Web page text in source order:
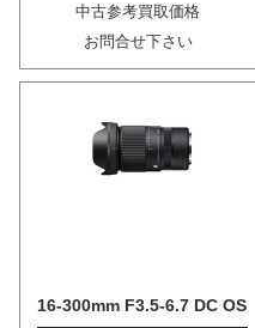
中古参考買取価格
お問合せ下さい
16-300mm F3.5-6.7 DC OS